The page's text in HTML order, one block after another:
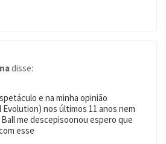
disse:
e na minha opinião
nos últimos 11 anos nem
me descepisoonou espero que
esse